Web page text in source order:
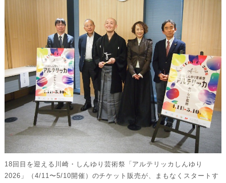
18回目を迎える川崎・しんゆり芸術祭「アルテリッカしんゆり
2026」（4/11〜5/10開催）のチケット販売が、まもなくスタートす